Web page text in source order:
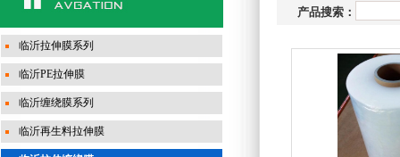
临沂拉伸膜系列
临沂PE拉伸膜
临沂缠绕膜系列
临沂再生料拉伸膜
产品搜索：